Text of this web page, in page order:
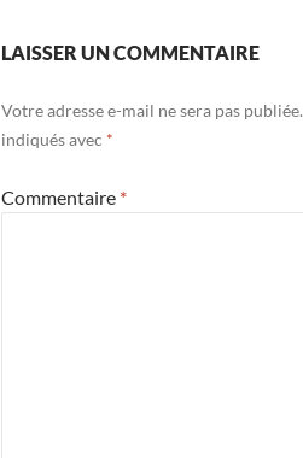
LAISSER UN COMMENTAIRE
Votre adresse e-mail ne sera pas publiée.
indiqués avec *
Commentaire *